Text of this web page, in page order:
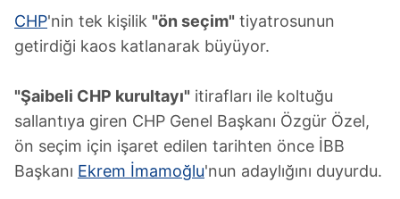
CHP'nin tek kişilik "ön seçim" tiyatrosunun
getirdiği kaos katlanarak büyüyor.
"Şaibeli CHP kurultayı" itirafları ile koltuğu
sallantıya giren CHP Genel Başkanı Özgür Özel,
ön seçim için işaret edilen tarihten önce İBB
Başkanı Ekrem İmamoğlu'nun adaylığını duyurdu.